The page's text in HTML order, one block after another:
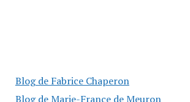
Blog de Fabrice Chaperon
Blog de Marie-France de Meuron